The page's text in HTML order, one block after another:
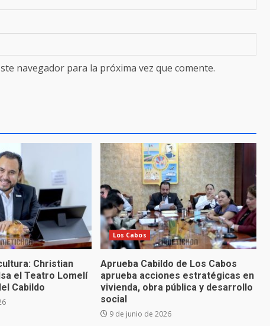
navegador para la próxima vez que comente.
Christian
el Teatro Lomelí
Cabildo
Los Cabos
Aprueba Cabildo de Los Cabos
aprueba acciones estratégicas en
vivienda, obra pública y desarrollo
social
9 de junio de 2026